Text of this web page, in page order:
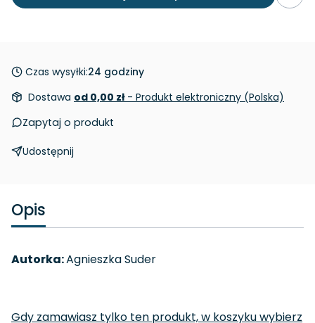
Czas wysyłki:24 godziny
Dostawa od 0,00 zł - Produkt elektroniczny (Polska)
Zapytaj o produkt
Udostępnij
Opis
Autorka:Agnieszka Suder
Gdy zamawiasz tylko ten produkt, w koszyku wybierz